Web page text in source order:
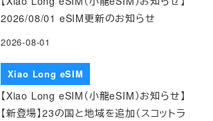
2026/08/01 eSIM更新のお知らせ
2026-08-01
Xiao Long eSIM
【Xiao Long eSIM（小龍eSIM）お知らせ】
【新登場】23の国と地域を追加（スコットラ